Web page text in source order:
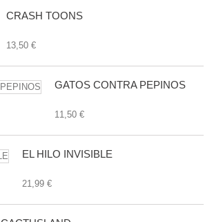
CRASH TOONS
13,50 €
GATOS CONTRA PEPINOS
11,50 €
EL HILO INVISIBLE
21,99 €